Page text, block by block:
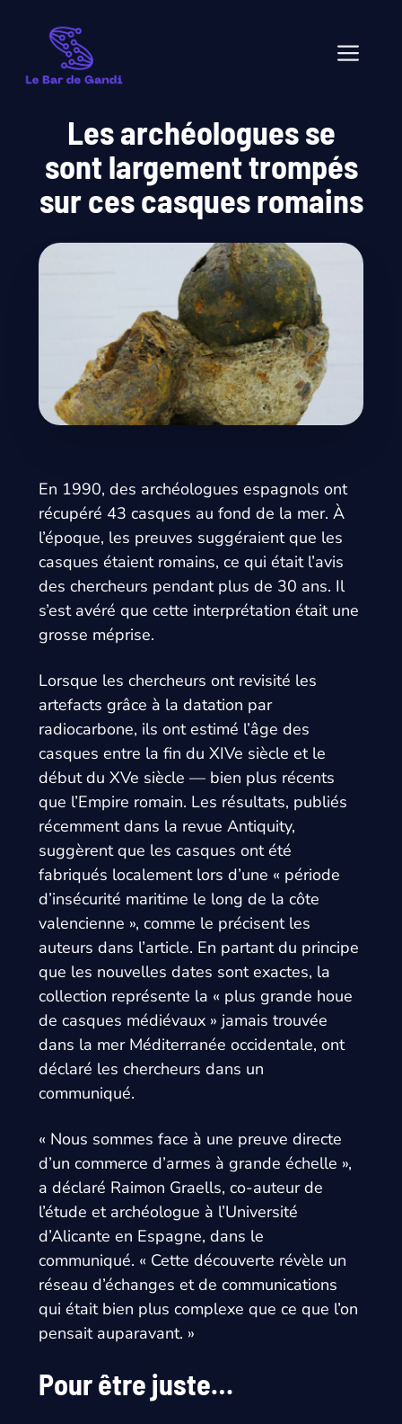
Les archéologues se
sont largement trompés
sur ces casques romains
juin 07, 2026
En 1990, des archéologues espagnols ont
récupéré 43 casques au fond de la mer. À
l’époque, les preuves suggéraient que les
casques étaient romains, ce qui était l’avis
des chercheurs pendant plus de 30 ans. Il
s’est avéré que cette interprétation était une
grosse méprise.
Lorsque les chercheurs ont revisité les
artefacts grâce à la datation par
radiocarbone, ils ont estimé l’âge des
casques entre la fin du XIVe siècle et le
début du XVe siècle — bien plus récents
que l’Empire romain. Les résultats, publiés
récemment dans la revue Antiquity,
suggèrent que les casques ont été
fabriqués localement lors d’une « période
d’insécurité maritime le long de la côte
valencienne », comme le précisent les
auteurs dans l’article. En partant du principe
que les nouvelles dates sont exactes, la
collection représente la « plus grande houe
de casques médiévaux » jamais trouvée
dans la mer Méditerranée occidentale, ont
déclaré les chercheurs dans un
communiqué.
« Nous sommes face à une preuve directe
d’un commerce d’armes à grande échelle »,
a déclaré Raimon Graells, co-auteur de
l’étude et archéologue à l’Université
d’Alicante en Espagne, dans le
communiqué. « Cette découverte révèle un
réseau d’échanges et de communications
qui était bien plus complexe que ce que l’on
pensait auparavant. »
Pour être juste…